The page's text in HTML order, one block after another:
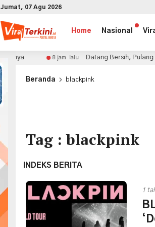
Jumat, 07 Agu 2026
Home Nasional
8 jam lalu Datang Bersih, Pulang Bersih: Ketika
Beranda blackpink
Tag : blackpink
INDEKS BERITA
1